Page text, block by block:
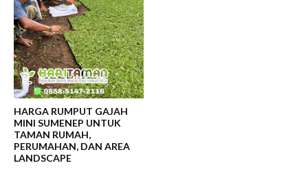
HARGA RUMPUT GAJAH
MINI SUMENEP UNTUK
TAMAN RUMAH,
PERUMAHAN, DAN AREA
LANDSCAPE